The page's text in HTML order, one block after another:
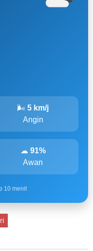
🌬5 km/j
Angin
☁ 91%
Awan
10 menit